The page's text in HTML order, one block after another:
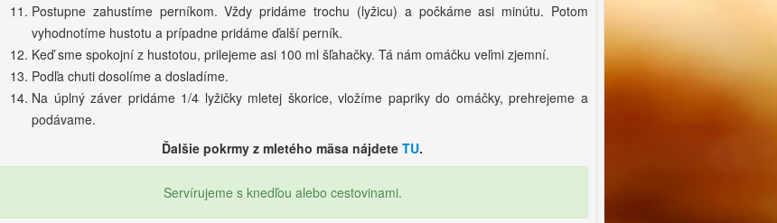
Postupne zahustíme perníkom. Vždy pridáme trochu (lyžicu) a počkáme asi minútu. Potom
vyhodnotíme hustotu a prípadne pridáme ďalší perník.
Keď sme spokojní z hustotou, prilejeme asi 100 ml šľahačky. Tá nám omáčku veľmi zjemní.
Podľa chuti dosolíme a dosladíme.
Na úplný záver pridáme 1/4 lyžičky mletej škorice, vložíme papriky do omáčky, prehrejeme a
podávame.
Ďalšie pokrmy z mletého mäsa nájdete TU.
Servírujeme s knedľou alebo cestovinami.